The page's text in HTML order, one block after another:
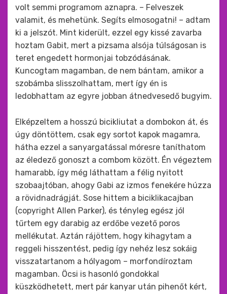
volt semmi programom aznapra. – Felveszek
valamit, és mehetünk. Segíts elmosogatni! – adtam
ki a jelszót. Mint kiderült, ezzel egy kissé zavarba
hoztam Gabit, mert a pizsama alsója túlságosan is
teret engedett hormonjai tobzódásának.
Kuncogtam magamban, de nem bántam, amikor a
szobámba slisszolhattam, mert így én is
ledobhattam az egyre jobban átnedvesedő bugyim.
Elképzeltem a hosszú bicikliutat a dombokon át, és
úgy döntöttem, csak egy sortot kapok magamra,
hátha ezzel a sanyargatással móresre taníthatom
az éledező gonoszt a combom között. Én végeztem
hamarabb, így még láthattam a félig nyitott
szobaajtóban, ahogy Gabi az izmos fenekére húzza
a rövidnadrágját. Sose hittem a biciklikacajban
(copyright Allen Parker), és tényleg egész jól
tűrtem egy darabig az erdőbe vezető poros
mellékutat. Aztán rájöttem, hogy kihagytam a
reggeli hisszentést, pedig így nehéz lesz sokáig
visszatartanom a hólyagom – morfondíroztam
magamban. Öcsi is hasonló gondokkal
küszködhetett, mert pár kanyar után pihenőt kért,